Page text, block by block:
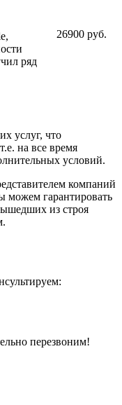
ряд
26900 руб.
услуг, что
на все время
условий.
компаний
можем гарантировать
из строя
перезвоним!